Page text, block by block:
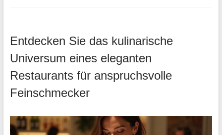
Entdecken Sie das kulinarische
Universum eines eleganten
Restaurants für anspruchsvolle
Feinschmecker